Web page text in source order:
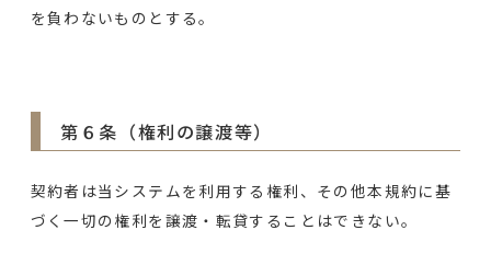
を負わないものとする。
第６条（権利の譲渡等）
契約者は当システムを利用する権利、その他本規約に基
づく一切の権利を譲渡・転貸することはできない。